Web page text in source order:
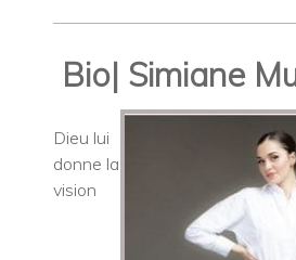
Bio| Simiane
Dieu lui
donne la
vision